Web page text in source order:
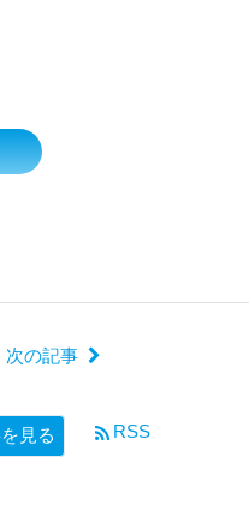
次の記事
見る RSS